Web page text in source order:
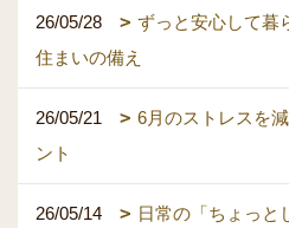
26/05/28
ずっと安心して暮
住まいの備え
26/05/21
6月のストレスを
ント
26/05/14
日常の「ちょっと